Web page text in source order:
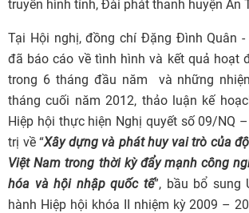
truyền hình tỉnh, Đài phát thanh huyện Ân
Tại Hội nghị, đồng chí Đặng Đình Quân -
đã báo cáo về tình hình và kết quả hoạt
trong 6 tháng đầu năm và những
tháng cuối năm 2012, thảo luận kế
Hiệp hội thực hiện Nghị quyết số 09/NQ
trị về “Xây dựng và phát huy vai trò của
Việt Nam trong thời kỳ đẩy mạnh công
hóa và hội nhập quốc tế”, bầu bổ sung
hành Hiệp hội khóa II nhiệm kỳ 2009 –